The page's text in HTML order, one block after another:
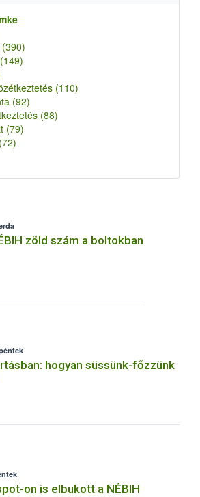
(390)
(149)
(110)
(92)
(88)
(79)
(72)
zöld szám a boltokban
hogyan süssünk-főzzünk
on is elbukott a NÉBIH